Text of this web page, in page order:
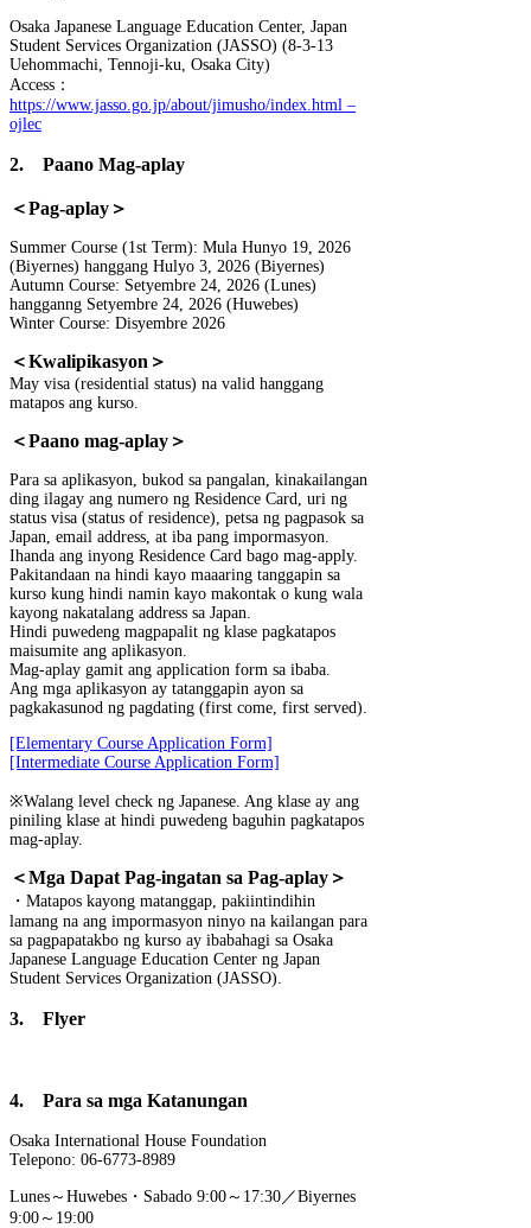
Osaka Japanese Language Education Center, Japan
Student Services Organization (JASSO) (8-3-13
Uehommachi, Tennoji-ku, Osaka City)
Access：
https://www.jasso.go.jp/about/jimusho/index.html –
ojlec
2. Paano Mag-aplay
＜Pag-aplay＞
Summer Course (1st Term): Mula Hunyo 19, 2026
(Biyernes) hanggang Hulyo 3, 2026 (Biyernes)
Autumn Course: Setyembre 24, 2026 (Lunes)
hangganng Setyembre 24, 2026 (Huwebes)
Winter Course: Disyembre 2026
＜Kwalipikasyon＞
May visa (residential status) na valid hanggang
matapos ang kurso.
＜Paano mag-aplay＞
Para sa aplikasyon, bukod sa pangalan, kinakailangan
ding ilagay ang numero ng Residence Card, uri ng
status visa (status of residence), petsa ng pagpasok sa
Japan, email address, at iba pang impormasyon.
Ihanda ang inyong Residence Card bago mag-apply.
Pakitandaan na hindi kayo maaaring tanggapin sa
kurso kung hindi namin kayo makontak o kung wala
kayong nakatalang address sa Japan.
Hindi puwedeng magpapalit ng klase pagkatapos
maisumite ang aplikasyon.
Mag-aplay gamit ang application form sa ibaba.
Ang mga aplikasyon ay tatanggapin ayon sa
pagkakasunod ng pagdating (first come, first served).
[Elementary Course Application Form]
[Intermediate Course Application Form]
※Walang level check ng Japanese. Ang klase ay ang
piniling klase at hindi puwedeng baguhin pagkatapos
mag-aplay.
＜Mga Dapat Pag-ingatan sa Pag-aplay＞
・Matapos kayong matanggap, pakiintindihin
lamang na ang impormasyon ninyo na kailangan para
sa pagpapatakbo ng kurso ay ibabahagi sa Osaka
Japanese Language Education Center ng Japan
Student Services Organization (JASSO).
3. Flyer
4. Para sa mga Katanungan
Osaka International House Foundation
Telepono: 06-6773-8989
Lunes～Huwebes・Sabado 9:00～17:30／Biyernes
9:00～19:00